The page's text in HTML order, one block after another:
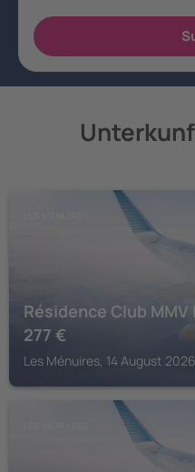
Résidence Club
277 €
Les Ménuires, 14 August